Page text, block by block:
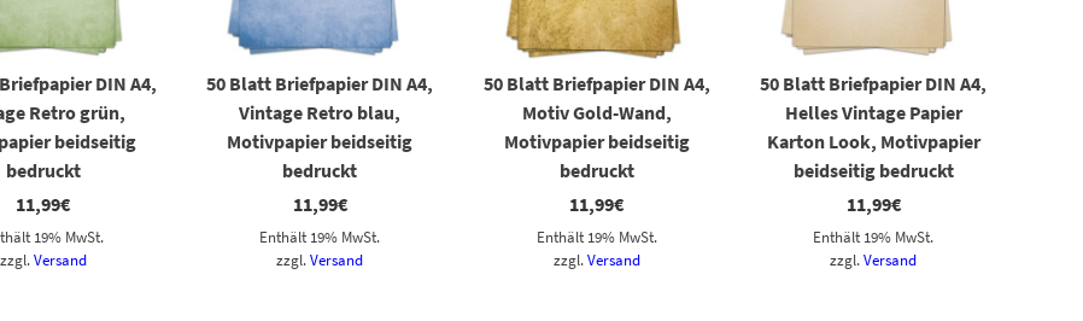
DIN A4,
Retro grün,
beidseitig
bedruckt
11,99€
19% MwSt.
zzgl.Versand
50 Blatt Briefpapier DIN A4,
Vintage Retro blau,
Motivpapier beidseitig
bedruckt
11,99€
Enthält 19% MwSt.
zzgl.Versand
50 Blatt Briefpapier DIN A4,
Motiv Gold-Wand,
Motivpapier beidseitig
bedruckt
11,99€
Enthält 19% MwSt.
zzgl.Versand
50 Blatt Briefpapier DIN A4,
Helles Vintage Papier
Karton Look, Motivpapier
beidseitig bedruckt
11,99€
Enthält 19% MwSt.
zzgl.Versand